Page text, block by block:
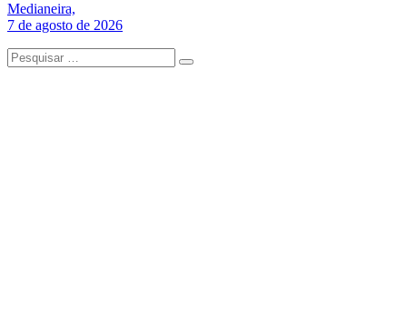
Medianeira,
7 de agosto de 2026